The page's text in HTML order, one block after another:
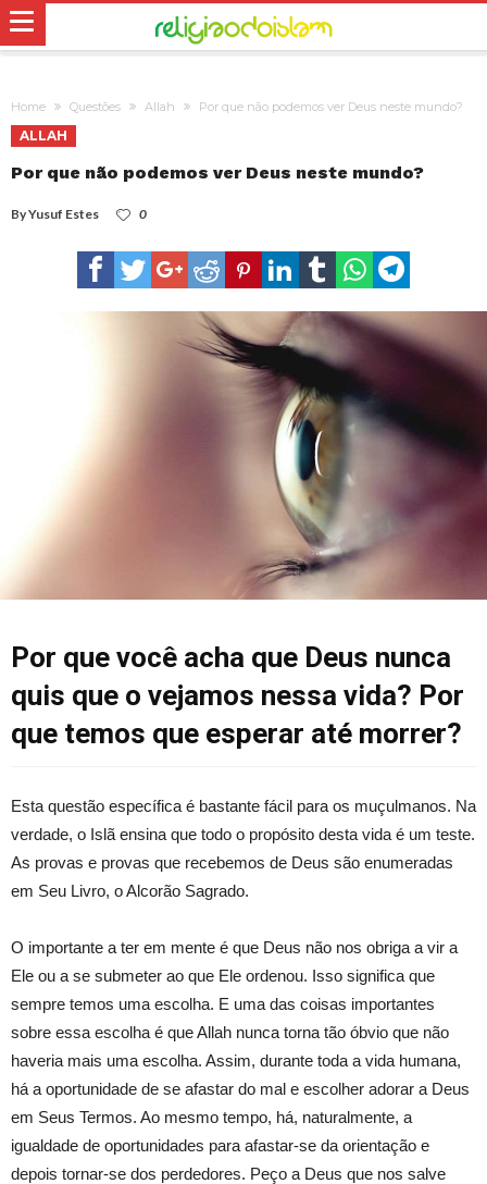
Home Questões Allah Por que não podemos ver Deus neste mundo?
ALLAH
Por que não podemos ver Deus neste mundo?
ByYusuf Estes 0
Por que você acha que Deus nunca
quis que o vejamos nessa vida? Por
que temos que esperar até morrer?
Esta questão específica é bastante fácil para os muçulmanos. Na
verdade, o Islã ensina que todo o propósito desta vida é um teste.
As provas e provas que recebemos de Deus são enumeradas
em Seu Livro, o Alcorão Sagrado.
O importante a ter em mente é que Deus não nos obriga a vir a
Ele ou a se submeter ao que Ele ordenou. Isso significa que
sempre temos uma escolha. E uma das coisas importantes
sobre essa escolha é que Allah nunca torna tão óbvio que não
haveria mais uma escolha. Assim, durante toda a vida humana,
há a oportunidade de se afastar do mal e escolher adorar a Deus
em Seus Termos. Ao mesmo tempo, há, naturalmente, a
igualdade de oportunidades para afastar-se da orientação e
depois tornar-se dos perdedores. Peço a Deus que nos salve